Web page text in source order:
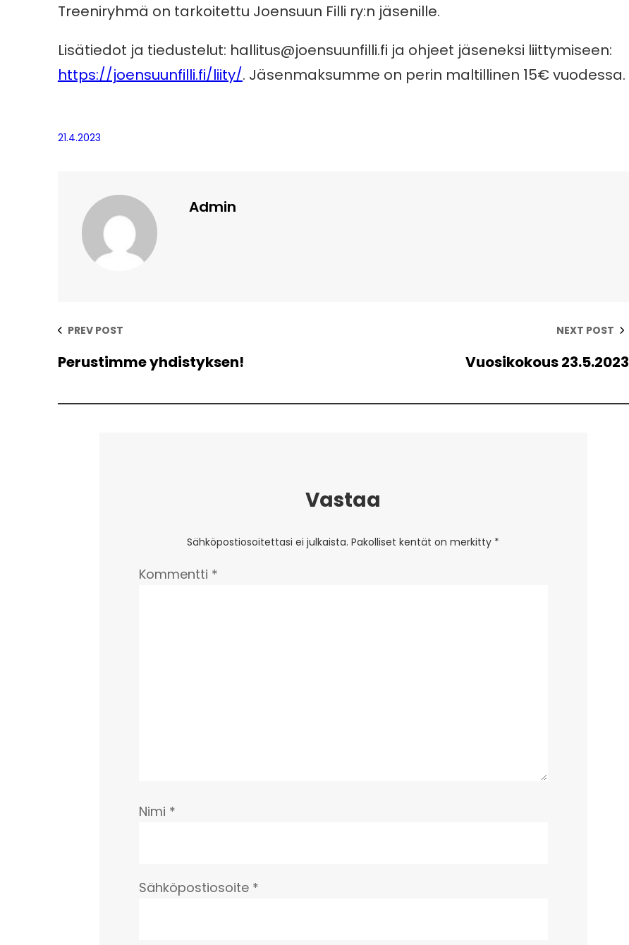
Treeniryhmä on tarkoitettu Joensuun Filli ry:n jäsenille.
Lisätiedot ja tiedustelut: hallitus@joensuunfilli.fi ja ohjeet jäseneksi liittymiseen:
https://joensuunfilli.fi/liity/. Jäsenmaksumme on perin maltillinen 15€ vuodessa.
21.4.2023
Admin
PREV POST
Perustimme yhdistyksen!
NEXT POST
Vuosikokous 23.5.2023
Vastaa
Sähköpostiosoitettasi ei julkaista. Pakolliset kentät on merkitty *
Kommentti *
Nimi *
Sähköpostiosoite *